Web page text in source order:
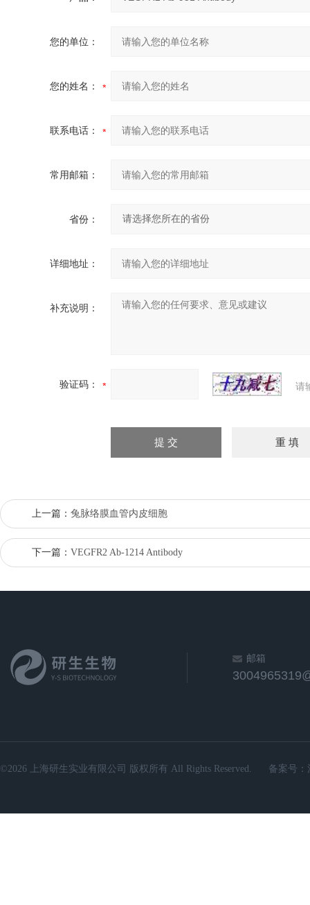
您的单位：
您的姓名：
联系电话：
常用邮箱：
省份：
详细地址：
补充说明：
验证码： 请
上一篇： 兔脉络膜血管内皮细胞
下一篇： VEGFR2 Ab-1214 Antibody
邮箱
©2026 上海研生实业有限公司 版权所有 All Rights Reserved. 备案号：